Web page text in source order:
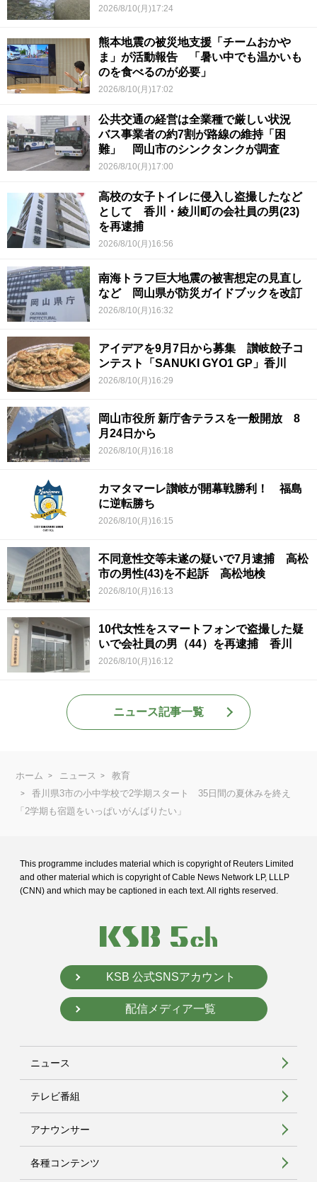
2026/8/10(月)17:24
熊本地震の被災地支援「チームおかや
ま」が活動報告 「暑い中でも温かいも
のを食べるのが必要」
2026/8/10(月)17:02
公共交通の経営は全業種で厳しい状況
バス事業者の約7割が路線の維持「困
難」 岡山市のシンクタンクが調査
2026/8/10(月)17:00
高校の女子トイレに侵入し盗撮したなど
として 香川・綾川町の会社員の男(23)
を再逮捕
2026/8/10(月)16:56
南海トラフ巨大地震の被害想定の見直し
など 岡山県が防災ガイドブックを改訂
2026/8/10(月)16:32
アイデアを9月7日から募集 讃岐餃子コ
ンテスト「SANUKI GYO1 GP」香川
2026/8/10(月)16:29
岡山市役所 新庁舎テラスを一般開放 8
月24日から
2026/8/10(月)16:18
カマタマーレ讃岐が開幕戦勝利！ 福島
に逆転勝ち
2026/8/10(月)16:15
不同意性交等未遂の疑いで7月逮捕 高松
市の男性(43)を不起訴 高松地検
2026/8/10(月)16:13
10代女性をスマートフォンで盗撮した疑
いで会社員の男（44）を再逮捕 香川
2026/8/10(月)16:12
ニュース記事一覧
ホーム ニュース
教育
香川県3市の小中学校で2学期スタート 35日間の夏休みを終え
「2学期も宿題をいっぱいがんばりたい」
This programme includes material which is copyright of Reuters Limited
and other material which is copyright of Cable News Network LP, LLLP
(CNN) and which may be captioned in each text. All rights reserved.
KSB 公式SNSアカウント
配信メディア一覧
ニュース
テレビ番組
アナウンサー
各種コンテンツ